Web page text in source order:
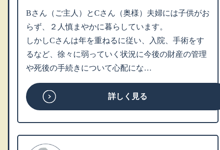
Bさん（ご主人）とCさん（奥様）夫婦には子供がお
らず、２人慎まやかに暮らしています。
しかしCさんは年を重ねるに従い、入院、手術をす
るなど、徐々に弱っていく状況に今後の財産の管理
や死後の手続きについて心配にな…
詳しく見る